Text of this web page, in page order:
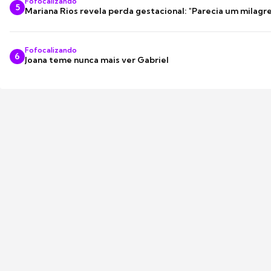
5 Mariana Rios revela perda gestacional: "Parecia um
6
Fofocalizando
Joana teme nunca mais ver Gabriel